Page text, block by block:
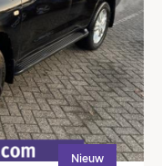
Nieuw